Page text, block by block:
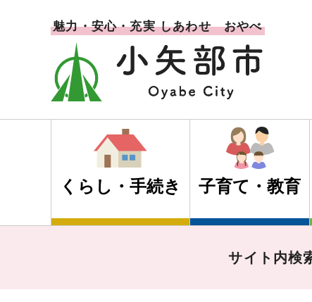
魅力・安心・充実 しあわせ おやべ
くらし・手続き 子育て・教育
サイト内検